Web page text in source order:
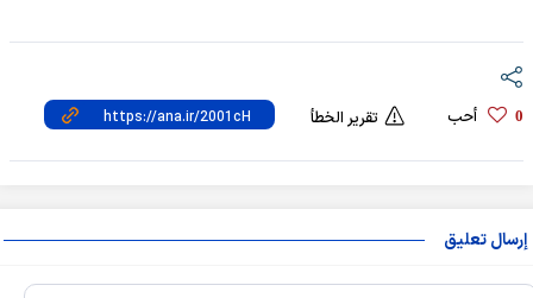
0 أحب تقرير الخطأ
إرسال تعليق